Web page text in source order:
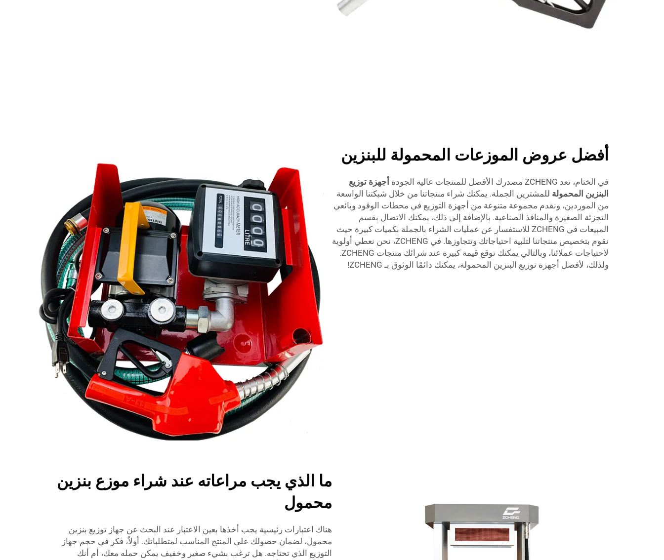
أفضل عروض الموزعات المحمولة للبنزين
في الختام، تعد ZCHENG مصدرك الأفضل للمنتجات عالية الجودة
أجهزة توزيع
البنزين المحمولة للمشترين الجملة. يمكنك شراء منتجاتنا من خلال شبكتنا الواسعة
من الموردين، ونقدم مجموعة متنوعة من أجهزة التوزيع في محطات الوقود وبائعي
التجزئة الصغيرة والمنافذ الصناعية. بالإضافة إلى ذلك، يمكنك الاتصال بقسم
المبيعات في ZCHENG للاستفسار عن عمليات الشراء بالجملة بكميات كبيرة حيث
نقوم بتخصيص منتجاتنا لتلبية احتياجاتك وتتجاوزها. في ZCHENG، نحن نعطي أولوية
لاحتياجات عملائنا، وبالتالي يمكنك توقع قيمة كبيرة عند شرائك منتجات ZCHENG.
ولذلك، لأفضل أجهزة توزيع البنزين المحمولة، يمكنك دائمًا الوثوق بـ ZCHENG!
ما الذي يجب مراعاته عند شراء موزع بنزين
محمول
هناك اعتبارات رئيسية يجب أخذها بعين الاعتبار عند البحث عن جهاز توزيع بنزين
محمول، لضمان حصولك على المنتج المناسب لمتطلباتك. أولاً، فكر في حجم جهاز
التوزيع الذي تحتاجه. هل ترغب بشيء صغير وخفيف يمكن حمله معك، أم أنك